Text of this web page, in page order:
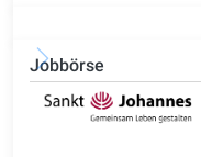
Jobbörse